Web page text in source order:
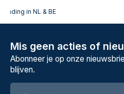
in NL & BE
Mis geen acties of
Abonneer je op onze
blijven.